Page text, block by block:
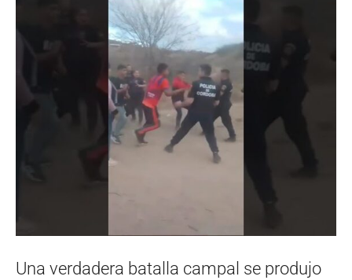
Una verdadera batalla campal se produjo